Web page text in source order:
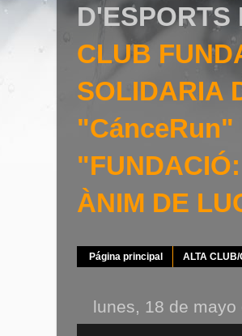
D'ESPORTS
CLUB
SOLIDARIA
"CánceRun"
ÀNIM DE
Página principal ALTA CLUB/
lunes, 18 de mayo